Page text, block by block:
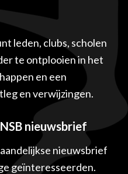
leden, clubs, scholen
te ontplooien in het
en een
en verwijzingen.
nieuwsbrief
nieuwsbrief
geïnteresseerden.